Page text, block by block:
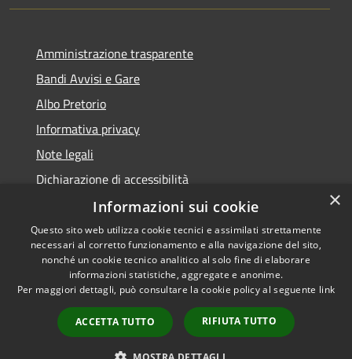
Amministrazione trasparente
Bandi Avvisi e Gare
Albo Pretorio
Informativa privacy
Note legali
Dichiarazione di accessibilità
Accessibilità
Privacy
Mappa del sito
Piano di miglioramento
Copyright © 2026 • Comune di
Forlì • Powered by
Municipium•Accesso
redazione
×
Informazioni sui cookie
Questo sito web utilizza cookie tecnici e assimilati strettamente
necessari al corretto funzionamento e alla navigazione del sito,
nonché un cookie tecnico analitico al solo fine di elaborare
informazioni statistiche, aggregate e anonime.
Per maggiori dettagli, può consultare la cookie policy al seguente link
ACCETTA TUTTO RIFIUTA TUTTO